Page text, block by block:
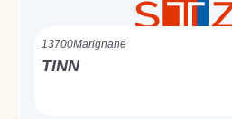
13700Marignane
TINN